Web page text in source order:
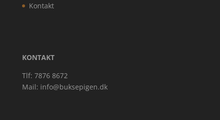
Kontakt
KONTAKT
Tlf: 7876 8672
Mail: info@buksepigen.dk